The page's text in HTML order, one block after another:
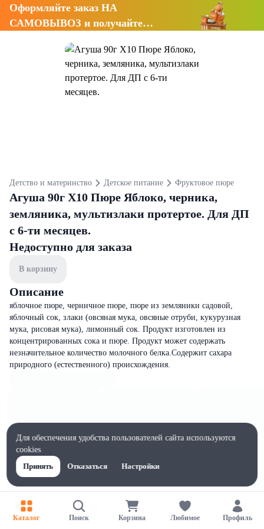
Оформляйте заказ НА
САМОВЫВОЗ и получайте
Детство и материнство Детское питание Фруктовое пюре
Агуша 90г Х10 Пюре Яблоко, черника,
земляника, мультизлаки протертое. Для ДП
с 6-ти месяцев.
Недоступно для заказа
В корзину
Описание
яблочное пюре, черничное пюре, пюре из земляники садовой,
яблочный сок, злаки (овсяная мука, овсяные отруби, кукурузная
мука, рисовая мука), лимонный сок. Продукт изготовлен из
концентрированных сока и пюре. Продукт может содержать
незначительное количество молочного белка.Содержит сахара
природного (естественного) происхождения.
Каталог Поиск Корзина Любимое Профиль
Для обеспечения удобства пользователей сайта используются
cookies
Принять
Отказаться Настройки